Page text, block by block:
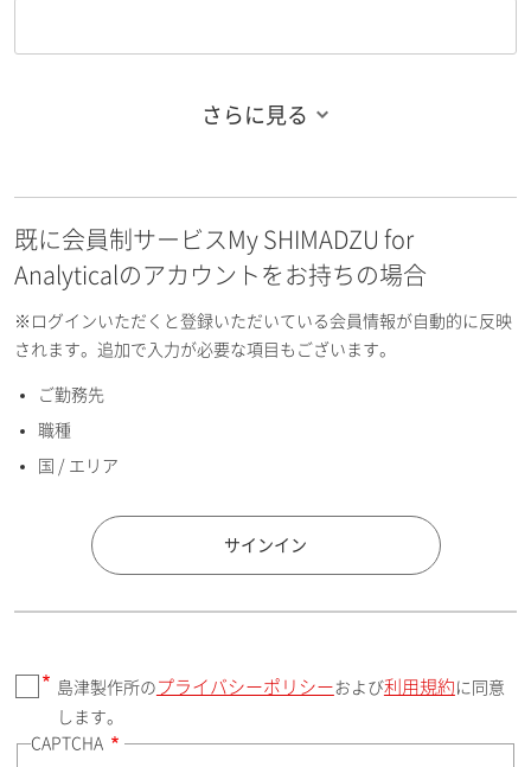
お名前フリガナ（名）
E-mailアドレス（半角英数）
国 / エリア
郵便番号（勤務先）
さらに見る
既に会員制サービスMy SHIMADZU for
Analyticalのアカウントをお持ちの場合
※ログインいただくと登録いただいている会員情報が自動的に反映
されます。追加で入力が必要な項目もございます。
ご勤務先
職種
国 / エリア
サインイン
島津製作所の プライバシーポリシーおよび利用規約 に同意
します。
CAPTCHA